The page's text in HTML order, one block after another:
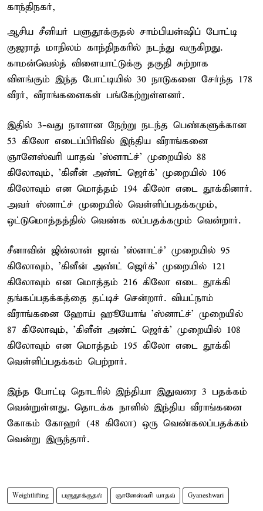
காந்திநகர்,
ஆசிய சீனியர் பளுதூக்குதல் சாம்பியன்ஷிப் போட்டி
குஜராத் மாநிலம் காந்திநகரில் நடந்து வருகிறது.
காமன்வெல்த் விளையாட்டுக்கு தகுதி சுற்றாக
விளங்கும் இந்த போட்டியில் 30 நாடுகளை சேர்ந்த 178
வீரர், வீராங்கனைகள் பங்கேற்றுள்ளனர்.
இதில் 3-வது நாளான நேற்று நடந்த பெண்களுக்கான
53 கிலோ எடைப்பிரிவில் இந்திய வீராங்கனை
ஞானேஸ்வரி யாதவ் 'ஸ்னாட்ச்' முறையில் 88
கிலோவும், 'கிளீன் அண்ட் ஜெர்க்' முறையில் 106
கிலோவும் என மொத்தம் 194 கிலோ எடை தூக்கினார்.
அவர் ஸ்னாட்ச் முறையில் வெள்ளிப்பதக்கமும்,
ஒட்டுமொத்தத்தில் வெண்க லப்பதக்கமும் வென்றார்.
சீனாவின் ஜின்லான் ஜாவ் 'ஸ்னாட்ச்' முறையில் 95
கிலோவும், 'கிளீன் அண்ட் ஜெர்க்' முறையில் 121
கிலோவும் என மொத்தம் 216 கிலோ எடை தூக்கி
தங்கப்பதக்கத்தை தட்டிச் சென்றார். வியட்நாம்
வீராங்கனை ஹோய் ஹூயோங் 'ஸ்னாட்ச்' முறையில்
87 கிலோவும், 'கிளீன் அண்ட் ஜெர்க்' முறையில் 108
கிலோவும் என மொத்தம் 195 கிலோ எடை தூக்கி
வெள்ளிப்பதக்கம் பெற்றார்.
இந்த போட்டி தொடரில் இந்தியா இதுவரை 3 பதக்கம்
வென்றுள்ளது. தொடக்க நாளில் இந்திய வீராங்கனை
கோகம் கோஹர் (48 கிலோ) ஒரு வெண்கலப்பதக்கம்
வென்று இருந்தார்.
Weightlifting பளுதூக்குதல் ஞானேஸ்வரி யாதவ் Gyaneshwari